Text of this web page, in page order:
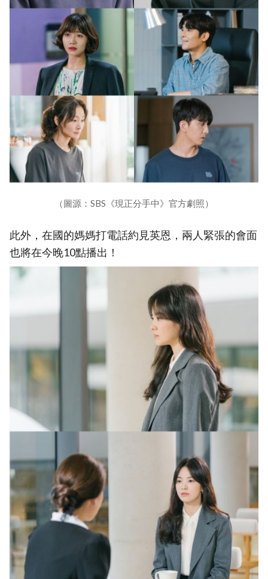
（圖源：SBS《現正分手中》官方劇照）
此外，在國的媽媽打電話約見英恩，兩人緊張的會面
也將在今晚10點播出！